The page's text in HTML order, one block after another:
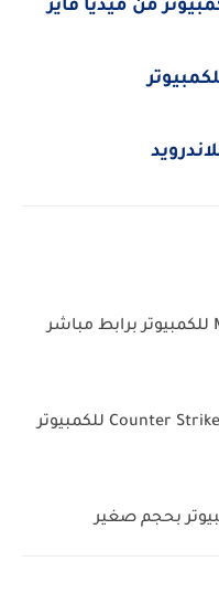
من ميديا فاير
تحميل لعبة Mortal Kombat 11 للكمبيوتر برابط مباشر
تحميل لعبة Counter Strike Global Offensive للكمبيوتر